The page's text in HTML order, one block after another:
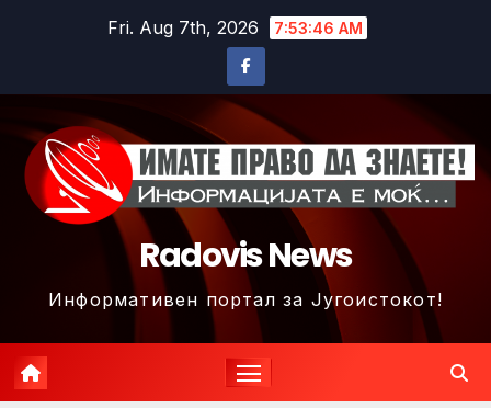
Fri. Aug 7th, 2026 7:53:49 AM
Radovis News
Информативен портал за Југоистокот!